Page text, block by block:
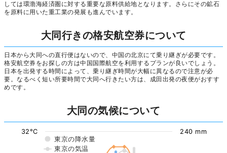
しては環渤海経済圏に対する重要な原料供給地となります。さらにその鉱石
を原料に用いた重工業の発展も進んでいます。
大同行きの格安航空券について
日本から大同への直行便はないので、中国の北京にて乗り継ぎが必要です。
格安航空券をお探しの方は中国国際航空を利用するプランが良いでしょう。
日本を出発する時間によって、乗り継ぎ時間が大幅に異なるので注意が必
要。なるべく短い所要時間で大同へ行きたい方は、成田出発の夜便がおすす
めです。
大同の気候について
東京の降水量
東京の気温
32°C 240 mm